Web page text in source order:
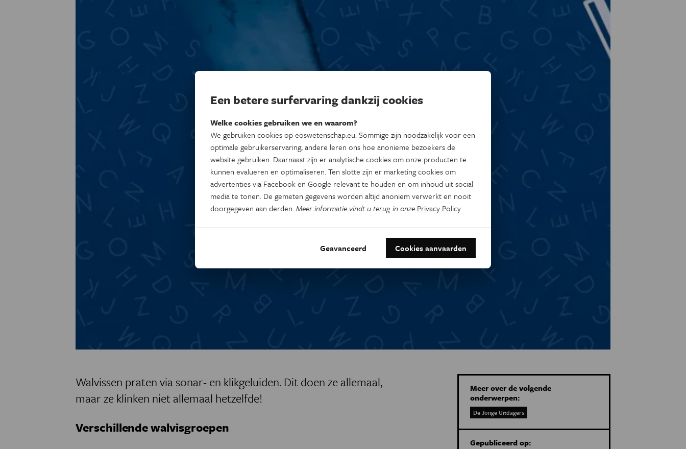
Walvissen praten via sonar- en klikgeluiden. Dit doen ze allemaal,
maar ze klinken niet allemaal hetzelfde!
Verschillende walvisgroepen
Meer over de volgende
onderwerpen:
De Jonge Uitdagers
Gepubliceerd op:
Een betere surfervaring dankzij cookies
Welke cookies gebruiken we en waarom?
We gebruiken cookies op eoswetenschap.eu. Sommige zijn noodzakelijk voor een
optimale gebruikerservaring, andere leren ons hoe anonieme bezoekers de
website gebruiken. Daarnaast zijn er analytische cookies om onze producten te
kunnen evalueren en optimaliseren. Ten slotte zijn er marketing cookies om
advertenties via Facebook en Google relevant te houden en om inhoud uit social
media te tonen. De gemeten gegevens worden altijd anoniem verwerkt en nooit
doorgegeven aan derden.Meer informatie vindt u terug in onze Privacy Policy.
Geavanceerd Cookies aanvaarden